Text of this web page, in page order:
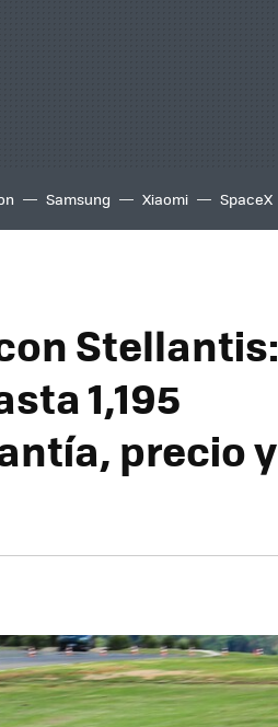
Samsung Xiaomi SpaceX
Stellantis:
1,195
precio y